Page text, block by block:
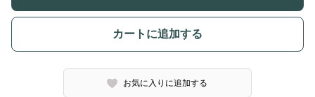
カートに追加する
お気に入りに追加する